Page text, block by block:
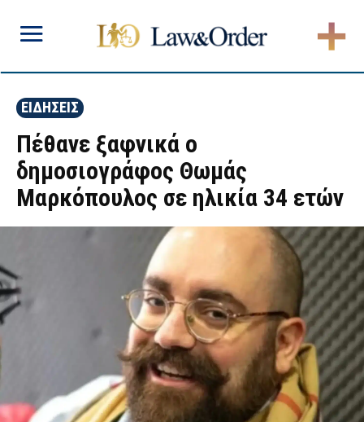
ΕΙΔΗΣΕΙΣ
Πέθανε ξαφνικά ο
δημοσιογράφος Θωμάς
Μαρκόπουλος σε ηλικία 34 ετών